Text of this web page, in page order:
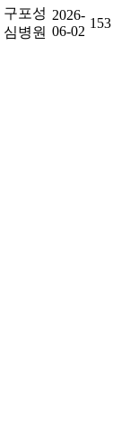
구포성
심병원
2026-
06-02
153